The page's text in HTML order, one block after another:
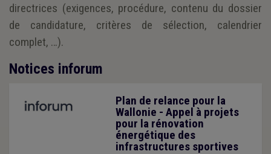
directrices (exigences, procédure, contenu du dossier
de candidature, critères de sélection, calendrier
complet, …).
Notices inforum
Plan de relance pour la
Wallonie - Appel à projets
pour la rénovation
énergétique des
infrastructures sportives